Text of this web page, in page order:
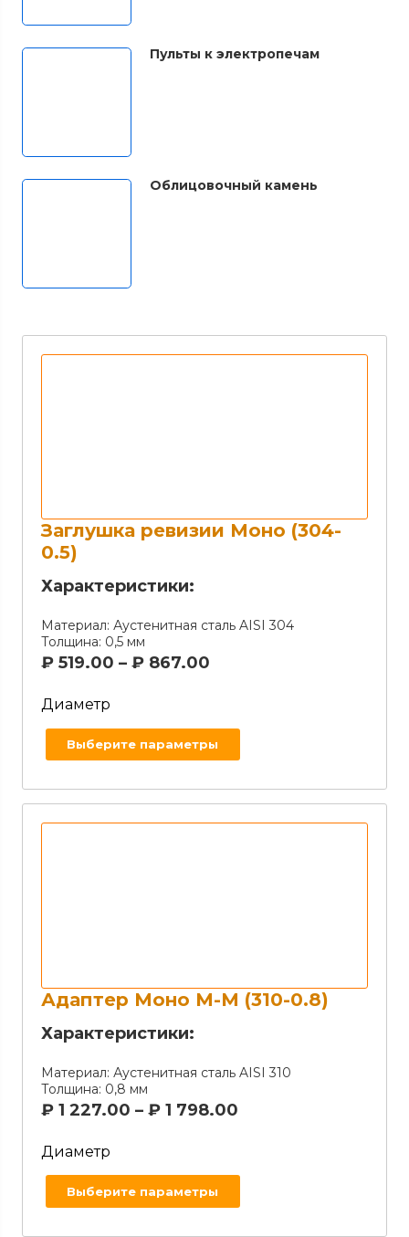
Пульты к электропечам
Облицовочный камень
Заглушка ревизии Моно (304-
0.5)
Характеристики:
Материал: Аустенитная сталь AISI 304
Толщина: 0,5 мм
₽ 519.00 – ₽ 867.00
Диаметр
Выберите параметры
Адаптер Моно М-М (310-0.8)
Характеристики:
Материал: Аустенитная сталь AISI 310
Толщина: 0,8 мм
₽ 1 227.00 – ₽ 1 798.00
Диаметр
Выберите параметры